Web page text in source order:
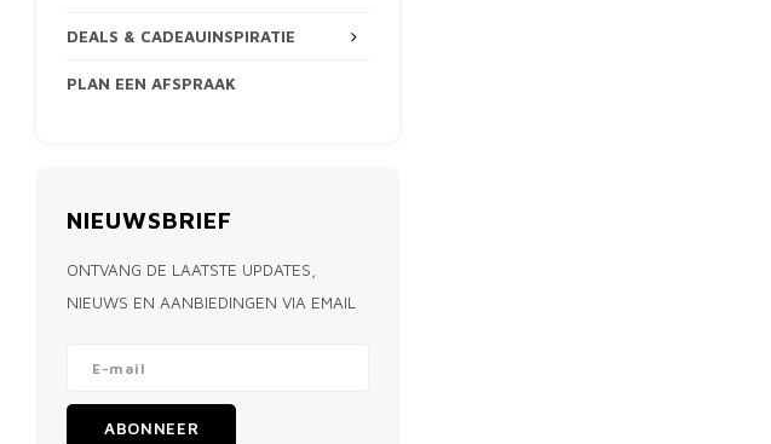
DEALS & CADEAUINSPIRATIE
PLAN EEN AFSPRAAK
NIEUWSBRIEF
ONTVANG DE LAATSTE UPDATES,
NIEUWS EN AANBIEDINGEN VIA EMAIL
ABONNEER